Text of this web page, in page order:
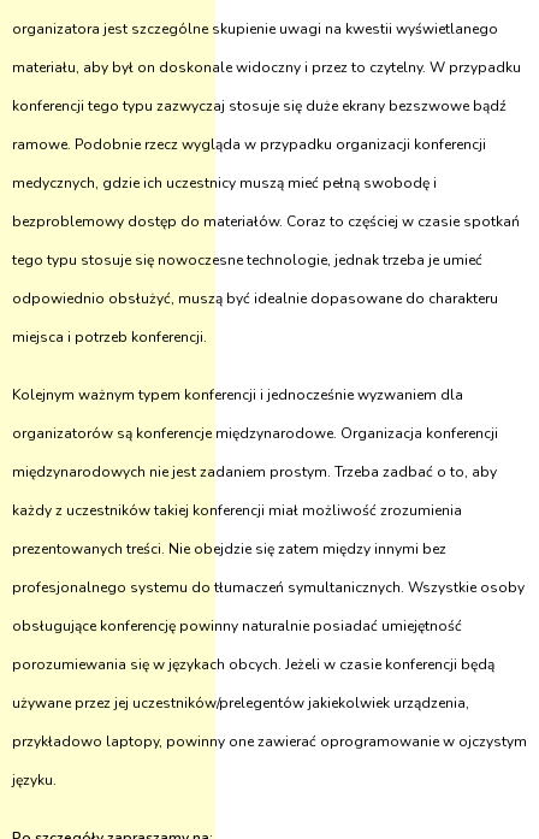
organizatora jest szczególne skupienie uwagi na kwestii wyświetlanego
materiału, aby był on doskonale widoczny i przez to czytelny. W przypadku
konferencji tego typu zazwyczaj stosuje się duże ekrany bezszwowe bądź
ramowe. Podobnie rzecz wygląda w przypadku organizacji konferencji
medycznych, gdzie ich uczestnicy muszą mieć pełną swobodę i
bezproblemowy dostęp do materiałów. Coraz to częściej w czasie spotkań
tego typu stosuje się nowoczesne technologie, jednak trzeba je umieć
odpowiednio obsłużyć, muszą być idealnie dopasowane do charakteru
miejsca i potrzeb konferencji.
Kolejnym ważnym typem konferencji i jednocześnie wyzwaniem dla
organizatorów są konferencje międzynarodowe. Organizacja konferencji
międzynarodowych nie jest zadaniem prostym. Trzeba zadbać o to, aby
każdy z uczestników takiej konferencji miał możliwość zrozumienia
prezentowanych treści. Nie obejdzie się zatem między innymi bez
profesjonalnego systemu do tłumaczeń symultanicznych. Wszystkie osoby
obsługujące konferencję powinny naturalnie posiadać umiejętność
porozumiewania się w językach obcych. Jeżeli w czasie konferencji będą
używane przez jej uczestników/prelegentów jakiekolwiek urządzenia,
przykładowo laptopy, powinny one zawierać oprogramowanie w ojczystym
języku.